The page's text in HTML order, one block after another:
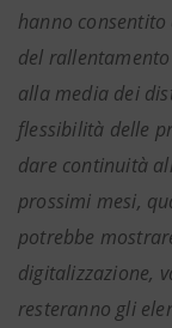
hanno
del
alla media dei
flessibilità delle
dare continuità
prossimi mesi,
potrebbe
digitalizzazione,
resteranno gli